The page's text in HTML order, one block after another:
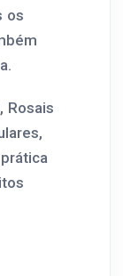
os
Rosais